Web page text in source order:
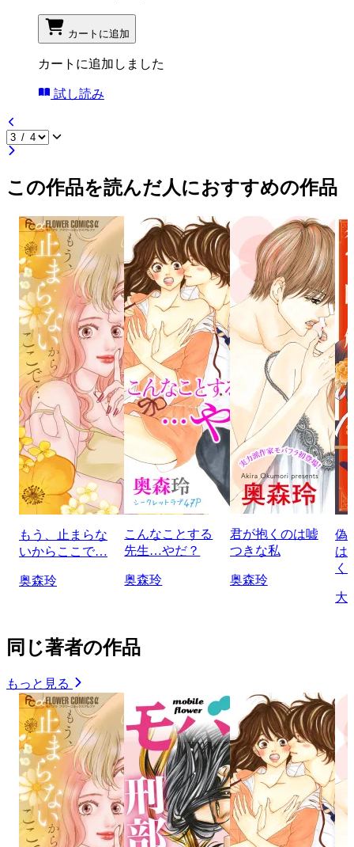
カートに追加
カートに追加しました
試し読み
この作品を読んだ人におすすめの作品
もう、止まらな
いからここで…
奥森玲
こんなことする
先生…やだ？
奥森玲
君が抱くのは嘘
つきな私
奥森玲
偽
は
く
大
同じ著者の作品
もっと見る